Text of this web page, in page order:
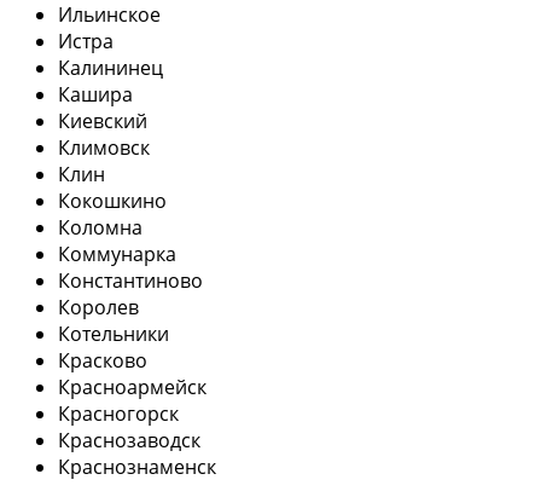
Ильинское
Истра
Калининец
Кашира
Киевский
Климовск
Клин
Кокошкино
Коломна
Коммунарка
Константиново
Королев
Котельники
Красково
Красноармейск
Красногорск
Краснозаводск
Краснознаменск